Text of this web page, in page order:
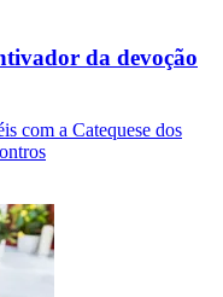
da devoção
com a Catequese dos